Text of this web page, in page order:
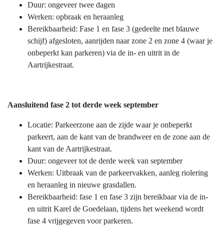
Duur: ongeveer twee dagen
Werken: opbraak en heraanleg
Bereikbaarheid: Fase 1 en fase 3 (gedeelte met blauwe
schijf) afgesloten, aanrijden naar zone 2 en zone 4 (waar je
onbeperkt kan parkeren) via de in- en uitrit in de
Aartrijkestraat.
Aansluitend fase 2 tot derde week september
Locatie: Parkeerzone aan de zijde waar je onbeperkt
parkeert, aan de kant van de brandweer en de zone aan de
kant van de Aartrijkestraat.
Duur: ongeveer tot de derde week van september
Werken: Uitbraak van de parkeervakken, aanleg riolering
en heraanleg in nieuwe grasdallen.
Bereikbaarheid: fase 1 en fase 3 zijn bereikbaar via de in-
en uitrit Karel de Goedelaan, tijdens het weekend wordt
fase 4 vrijgegeven voor parkeren.